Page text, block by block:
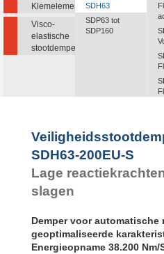
Klemelementen
Visco-
elastische
stootdempers
SDH63
SDP63 tot
SDP160
SDH63-200EU-S
Lage
slagen
Demper voor automatische
geoptimaliseerde
Energieopname 38.200 Nm/